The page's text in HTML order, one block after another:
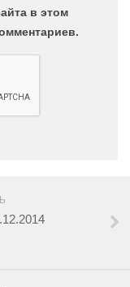
в этом